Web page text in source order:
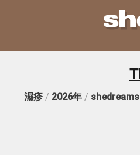
濕疹/ 2026年/ shedreams